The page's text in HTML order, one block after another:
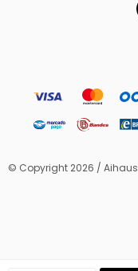
© Copyright 2026 / Aihaus